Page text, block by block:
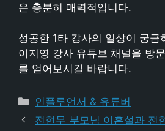
은 충분히 매력적입니다.
성공한 1타 강사의 일상이 궁금
이지영 강사 유튜브 채널을 방
를 얻어보시길 바랍니다.
카
테
인플루언서 & 유튜버
전현무 부모님 이혼설과 전